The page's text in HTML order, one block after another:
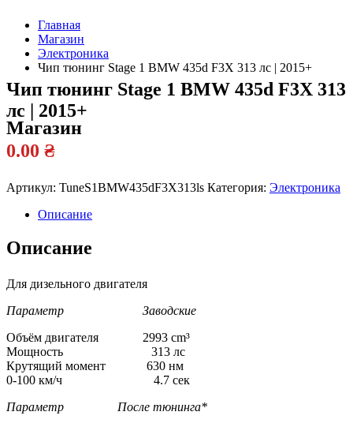
Главная
Магазин
Электроника
Чип тюнинг Stage 1 BMW 435d F3X 313 лс | 2015+
Магазин
Чип тюнинг Stage 1 BMW 435d F3X 313
лс | 2015+
0.00 ₴
Артикул: TuneS1BMW435dF3X313ls Категория: Электроника
Описание
Описание
Для дизельного двигателя
Параметр Заводские
Объём двигателя 2993 cm³
Мощность 313 лс
Крутящий момент 630 нм
0-100 км/ч 4.7 сек
Параметр После тюнинга*